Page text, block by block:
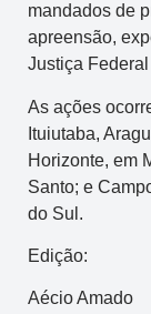
mandados de
apreensão,
Justiça
As ações
Ituiutaba,
Horizonte, em
Santo; e
do Sul.
Edição:
Aécio Amado